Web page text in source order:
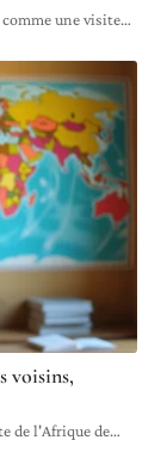
comme une visite…
voisins,
de l'Afrique de…